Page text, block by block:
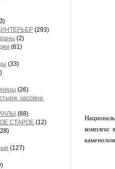
(293)
(2)
(61)
(33)
(26)
часовни,
(88)
СТАРОЕ (12)
(127)
комплекс